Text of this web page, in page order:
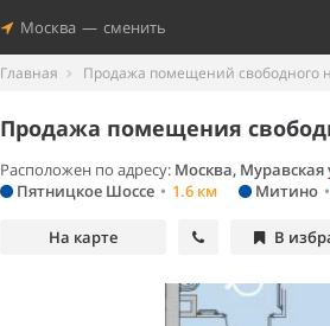
Москва — сменить
Главная Продажа помещений свободного
Продажа помещения
Расположен по адресу: Москва, Муравская
Пятницкое Шоссе • 1.6 км Митино •
На карте В